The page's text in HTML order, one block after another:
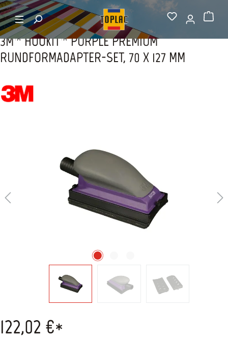
springen
Startseite Handschleifer
3M™ HOOKIT™ PURPLE PREMIUM
RUNDFORMADAPTER-SET, 70 X 127 MM
122,02 €*